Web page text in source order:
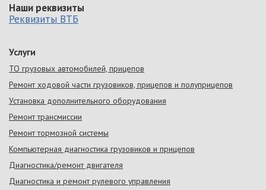
Наши реквизиты
Реквизиты ВТБ
Услуги
ТО грузовых автомобилей, прицепов
Ремонт ходовой части грузовиков, прицепов и полуприцепов
Установка дополнительного оборудования
Ремонт трансмиссии
Ремонт тормозной системы
Компьютерная диагностика грузовиков и прицепов
Диагностика/ремонт двигателя
Диагностика и ремонт рулевого управления